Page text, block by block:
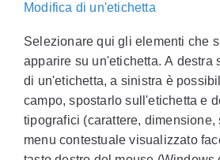
Modifica di un'etichetta
Selezionare qui gli elementi che
apparire su un'etichetta. A destra
di un'etichetta, a sinistra è
campo, spostarlo sull'etichetta e
tipografici (carattere, dimensione,
menu contestuale visualizzato